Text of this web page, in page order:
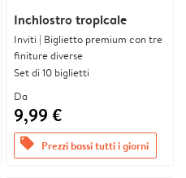
Inchiostro tropicale
Inviti | Biglietto premium con tre
finiture diverse
Set di 10 biglietti
Da
9,99 €
offers Prezzi bassi tutti i giorni